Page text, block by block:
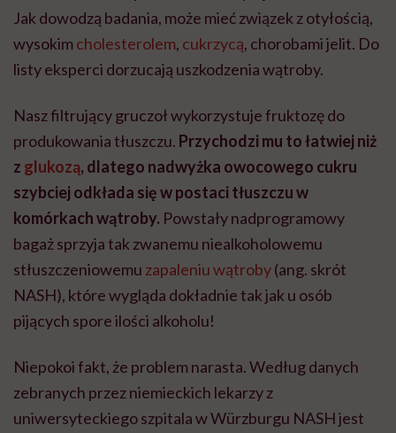
Jak dowodzą badania, może mieć związek z otyłością,
wysokimcholesterolem, cukrzycą, chorobami jelit. Do
listy eksperci dorzucają uszkodzenia wątroby.
Nasz filtrujący gruczoł wykorzystuje fruktozę do
produkowania tłuszczu. Przychodzi mu to łatwiej niż
z glukozą, dlatego nadwyżka owocowego cukru
szybciej odkłada się w postaci tłuszczu w
komórkach wątroby. Powstały nadprogramowy
bagaż sprzyja tak zwanemu niealkoholowemu
stłuszczeniowemu zapaleniu wątroby(ang. skrót
NASH), które wygląda dokładnie tak jak u osób
pijących spore ilości alkoholu!
Niepokoi fakt, że problem narasta. Według danych
zebranych przez niemieckich lekarzy z
uniwersyteckiego szpitala w Würzburgu NASH jest